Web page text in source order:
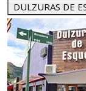
DULZURAS DE